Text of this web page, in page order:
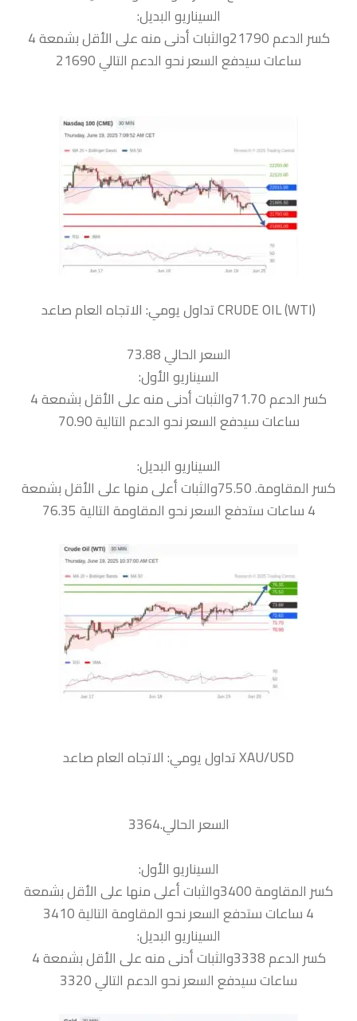
السيناريو البديل:
كسر الدعم 21790والثبات أدنى منه على الأقل بشمعة 4
ساعات سيدفع السعر نحو الدعم التالي 21690
السعر الحالي 73.88
السيناريو الأول:
كسر الدعم 71.70والثبات أدنى منه على الأقل بشمعة 4
ساعات سيدفع السعر نحو الدعم التالية 70.90
السيناريو البديل:
كسر المقاومة. 75.50والثبات أعلى منها على الأقل بشمعة
4 ساعات ستدفع السعر نحو المقاومة التالية 76.35
السعر الحالي.3364
السيناريو الأول:
كسر المقاومة 3400والثبات أعلى منها على الأقل بشمعة
4 ساعات ستدفع السعر نحو المقاومة التالية 3410
السيناريو البديل:
كسر الدعم 3338والثبات أدنى منه على الأقل بشمعة 4
ساعات سيدفع السعر نحو الدعم التالي 3320